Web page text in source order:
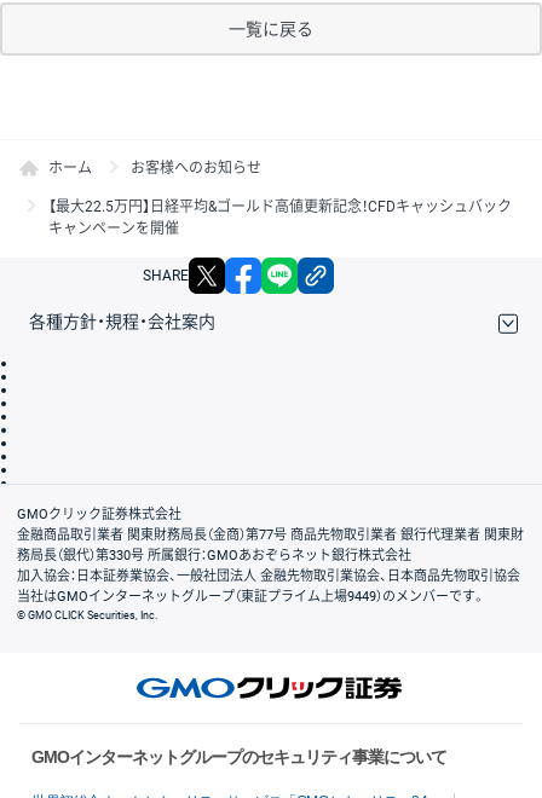
一覧に戻る
ホーム お客様へのお知らせ
【最大22.5万円】日経平均&ゴールド高値更新記念！CFDキャッシュバック
キャンペーンを開催
SHARE X facebook
各種方針・規程・会社案内
会社案内
GMOクリック証券株式会社
金融商品取引業者 関東財務局長（金商）第77号 商品先物取引業者 銀行代理業者 関東財
務局長（銀代）第330号 所属銀行：GMOあおぞらネット銀行株式会社
加入協会：日本証券業協会、一般社団法人 金融先物取引業協会、日本商品先物取引協会
当社はGMOインターネットグループ（東証プライム上場9449）のメンバーです。
© GMO CLICK Securities, Inc.
GMOインターネットグループのセキュリティ事業について